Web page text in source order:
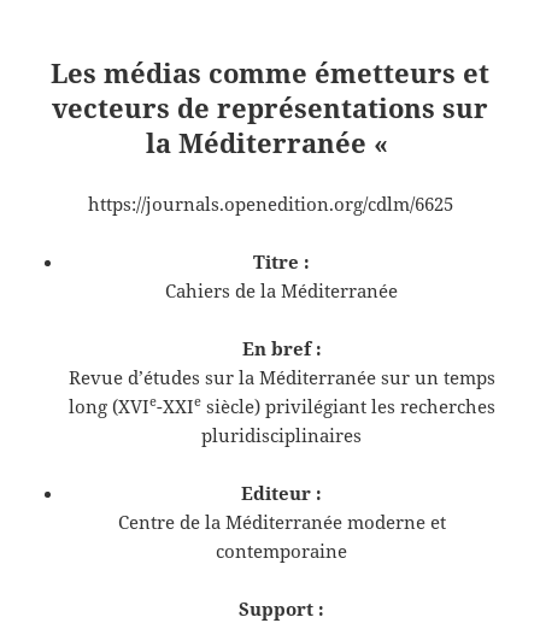
Les médias comme émetteurs et
vecteurs de représentations sur
la Méditerranée «
https://journals.openedition.org/cdlm/6625
Titre :
Cahiers de la Méditerranée
En bref :
Revue d’études sur la Méditerranée sur un temps
long (XVIe-XXIesiècle) privilégiant les recherches
pluridisciplinaires
Editeur :
Centre de la Méditerranée moderne et
contemporaine
Support :